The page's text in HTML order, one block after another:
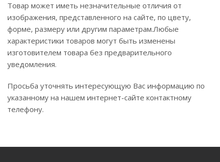
Товар может иметь незначительные отличия от
изображения, представленного на сайте, по цвету,
форме, размеру или другим параметрам.Любые
характеристики товаров могут быть изменены
изготовителем товара без предварительного
уведомления.
Просьба уточнять интересующую Вас информацию по
указанному на нашем интернет-сайте контактному
телефону.